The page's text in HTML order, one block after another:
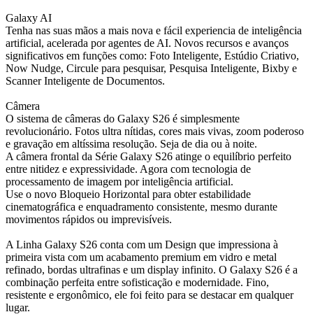
Galaxy AI
Tenha nas suas mãos a mais nova e fácil experiencia de inteligência
artificial, acelerada por agentes de AI. Novos recursos e avanços
significativos em funções como: Foto Inteligente, Estúdio Criativo,
Now Nudge, Circule para pesquisar, Pesquisa Inteligente, Bixby e
Scanner Inteligente de Documentos.
Câmera
O sistema de câmeras do Galaxy S26 é simplesmente
revolucionário. Fotos ultra nítidas, cores mais vivas, zoom poderoso
e gravação em altíssima resolução. Seja de dia ou à noite.
A câmera frontal da Série Galaxy S26 atinge o equilíbrio perfeito
entre nitidez e expressividade. Agora com tecnologia de
processamento de imagem por inteligência artificial.
Use o novo Bloqueio Horizontal para obter estabilidade
cinematográfica e enquadramento consistente, mesmo durante
movimentos rápidos ou imprevisíveis.
A Linha Galaxy S26 conta com um Design que impressiona à
primeira vista com um acabamento premium em vidro e metal
refinado, bordas ultrafinas e um display infinito. O Galaxy S26 é a
combinação perfeita entre sofisticação e modernidade. Fino,
resistente e ergonômico, ele foi feito para se destacar em qualquer
lugar.